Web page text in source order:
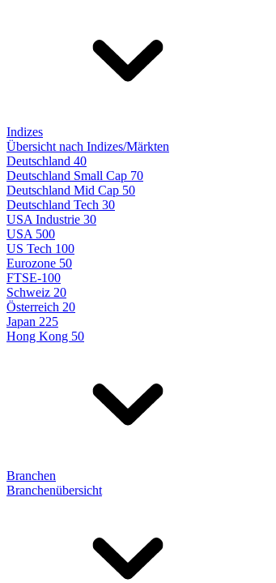
Indizes
Übersicht nach Indizes/Märkten
Deutschland 40
Deutschland Small Cap 70
Deutschland Mid Cap 50
Deutschland Tech 30
USA Industrie 30
USA 500
US Tech 100
Eurozone 50
FTSE-100
Schweiz 20
Österreich 20
Japan 225
Hong Kong 50
Branchen
Branchenübersicht